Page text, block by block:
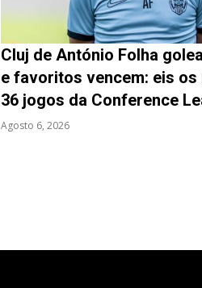
Cluj de António Folha
e favoritos vencem: eis
36 jogos da Conference
Agosto 6, 2026